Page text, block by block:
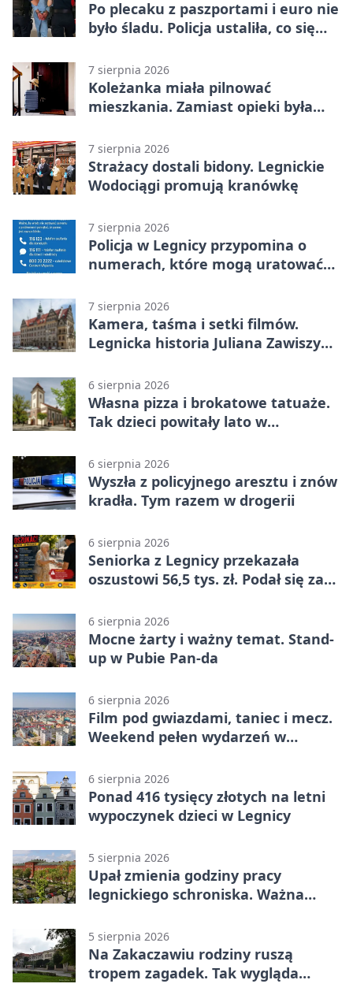
Po plecaku z paszportami i euro nie
było śladu. Policja ustaliła, co się
7 sierpnia 2026
Koleżanka miała pilnować
mieszkania. Zamiast opieki była
7 sierpnia 2026
Strażacy dostali bidony. Legnickie
Wodociągi promują kranówkę
7 sierpnia 2026
Policja w Legnicy przypomina o
numerach, które mogą uratować
7 sierpnia 2026
Kamera, taśma i setki filmów.
Legnicka historia Juliana Zawiszy
6 sierpnia 2026
Własna pizza i brokatowe tatuaże.
Tak dzieci powitały lato w
6 sierpnia 2026
Wyszła z policyjnego aresztu i znów
kradła. Tym razem w drogerii
6 sierpnia 2026
Seniorka z Legnicy przekazała
oszustowi 56,5 tys. zł. Podał się za
6 sierpnia 2026
Mocne żarty i ważny temat. Stand-
up w Pubie Pan-da
6 sierpnia 2026
Film pod gwiazdami, taniec i mecz.
Weekend pełen wydarzeń w
6 sierpnia 2026
Ponad 416 tysięcy złotych na letni
wypoczynek dzieci w Legnicy
5 sierpnia 2026
Upał zmienia godziny pracy
legnickiego schroniska. Ważna
5 sierpnia 2026
Na Zakaczawiu rodziny ruszą
tropem zagadek. Tak wygląda